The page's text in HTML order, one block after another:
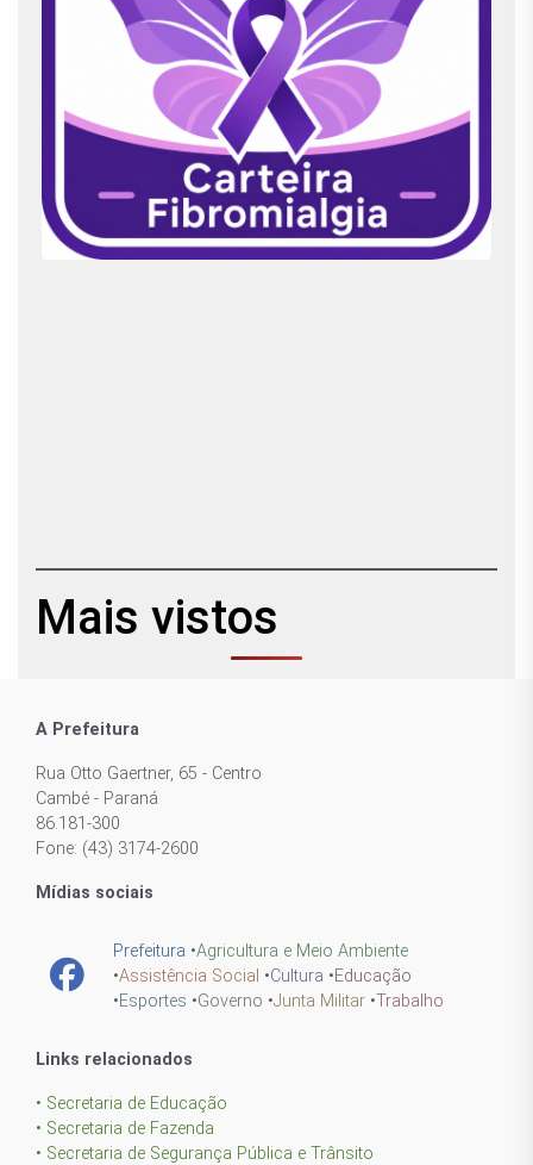
Mais vistos
A Prefeitura
Rua Otto Gaertner, 65 - Centro
Cambé - Paraná
86.181-300
Fone: (43) 3174-2600
Mídias sociais
Prefeitura •Agricultura e Meio Ambiente
•Assistência Social •Cultura •Educação
•Esportes •Governo •Junta Militar •Trabalho
Links relacionados
• Secretaria de Educação
• Secretaria de Fazenda
• Secretaria de Segurança Pública e Trânsito